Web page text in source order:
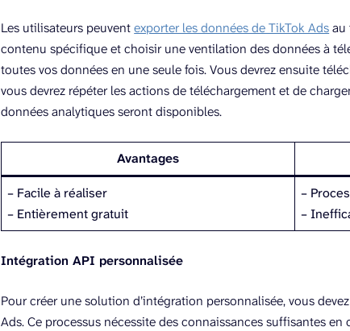
Les utilisateurs peuventexporter les données de TikTok Adsau
contenu spécifique et choisir une ventilation des données à
toutes vos données en une seule fois. Vous devrez ensuite
vous devrez répéter les actions de téléchargement et de
données analytiques seront disponibles.
Avantages
– Facile à réaliser
– Entièrement gratuit
–
–
Intégration API personnalisée
Pour créer une solution d’intégration personnalisée, vous
Ads. Ce processus nécessite des connaissances suffisantes